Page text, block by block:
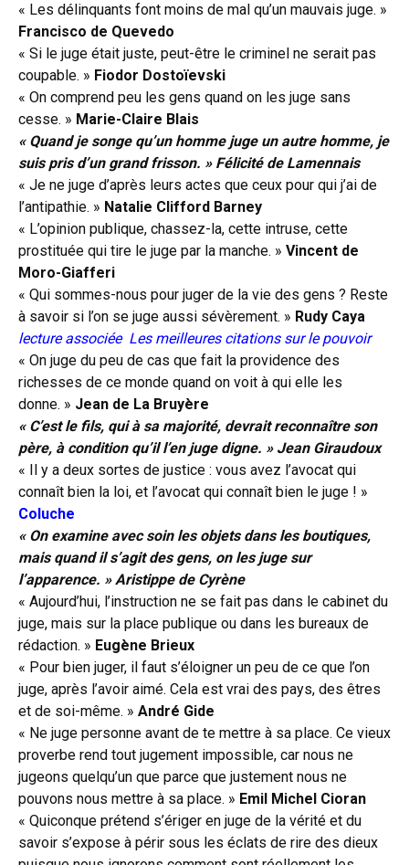
« Les délinquants font moins de mal qu’un mauvais juge. »
Francisco de Quevedo
« Si le juge était juste, peut-être le criminel ne serait pas
coupable. » Fiodor Dostoïevski
« On comprend peu les gens quand on les juge sans
cesse. » Marie-Claire Blais
« Quand je songe qu’un homme juge un autre homme, je
suis pris d’un grand frisson. » Félicité de Lamennais
« Je ne juge d’après leurs actes que ceux pour qui j’ai de
l’antipathie. » Natalie Clifford Barney
« L’opinion publique, chassez-la, cette intruse, cette
prostituée qui tire le juge par la manche. » Vincent de
Moro-Giafferi
« Qui sommes-nous pour juger de la vie des gens ? Reste
à savoir si l’on se juge aussi sévèrement. » Rudy Caya
lecture associée Les meilleures citations sur le pouvoir
« On juge du peu de cas que fait la providence des
richesses de ce monde quand on voit à qui elle les
donne. » Jean de La Bruyère
« C’est le fils, qui à sa majorité, devrait reconnaître son
père, à condition qu’il l’en juge digne. » Jean Giraudoux
« Il y a deux sortes de justice : vous avez l’avocat qui
connaît bien la loi, et l’avocat qui connaît bien le juge ! »
Coluche
« On examine avec soin les objets dans les boutiques,
mais quand il s’agit des gens, on les juge sur
l’apparence. » Aristippe de Cyrène
« Aujourd’hui, l’instruction ne se fait pas dans le cabinet du
juge, mais sur la place publique ou dans les bureaux de
rédaction. » Eugène Brieux
« Pour bien juger, il faut s’éloigner un peu de ce que l’on
juge, après l’avoir aimé. Cela est vrai des pays, des êtres
et de soi-même. » André Gide
« Ne juge personne avant de te mettre à sa place. Ce vieux
proverbe rend tout jugement impossible, car nous ne
jugeons quelqu’un que parce que justement nous ne
pouvons nous mettre à sa place. » Emil Michel Cioran
« Quiconque prétend s’ériger en juge de la vérité et du
savoir s’expose à périr sous les éclats de rire des dieux